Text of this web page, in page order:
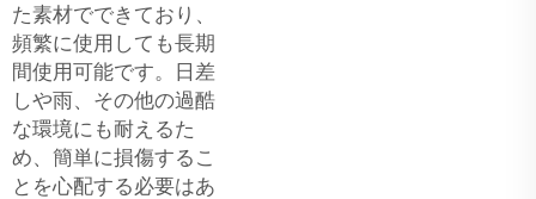
た素材でできており、
頻繁に使用しても長期
間使用可能です。日差
しや雨、その他の過酷
な環境にも耐えるた
め、簡単に損傷するこ
とを心配する必要はあ